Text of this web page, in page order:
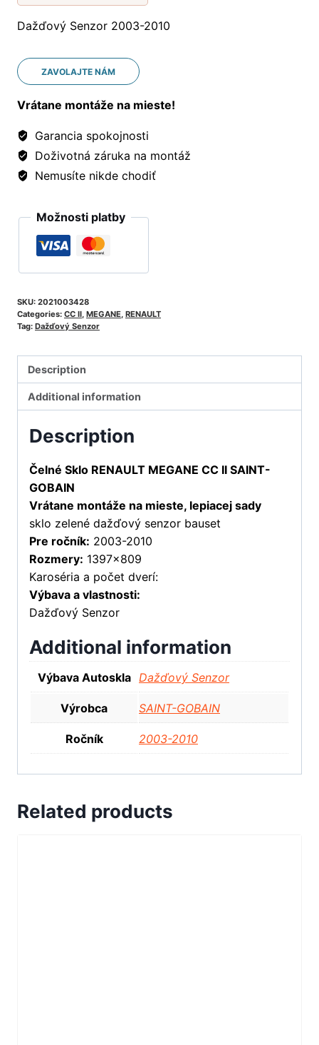
Dažďový Senzor 2003-2010
ZAVOLAJTE NÁM
Vrátane montáže na mieste!
Garancia spokojnosti
Doživotná záruka na montáž
Nemusíte nikde chodiť
Možnosti platby
SKU: 2021003428
Categories: CC II MEGANE RENAULT
Tag: Dažďový Senzor
Description
Additional information
Description
Čelné Sklo RENAULT MEGANE CC II SAINT-
GOBAIN
Vrátane montáže na mieste, lepiacej sady
sklo zelené dažďový senzor bauset
Pre ročník: 2003-2010
Rozmery: 1397×809
Karoséria a počet dverí:
Výbava a vlastnosti:
Dažďový Senzor
Additional information
Výbava Autoskla Dažďový Senzor
Výrobca SAINT-GOBAIN
Ročník 2003-2010
Related products